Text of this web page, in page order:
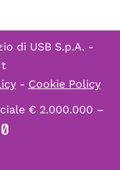
di USB S.p.A. -
- Cookie Policy
€ 2.000.000 –